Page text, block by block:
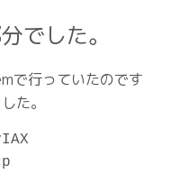
でした。
で行っていたのです
た。